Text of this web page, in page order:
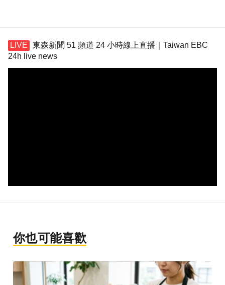
東森新聞 51 頻道 24 小時線上直播｜Taiwan EBC
24h live news
你也可能喜歡